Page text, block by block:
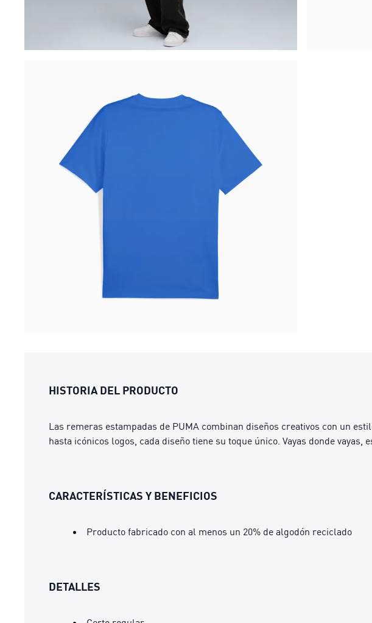
HISTORIA DEL PRODUCTO
Las remeras estampadas de PUMA combinan diseños creativos con un
hasta icónicos logos, cada diseño tiene su toque único. Vayas donde
CARACTERÍSTICAS Y BENEFICIOS
Producto fabricado con al menos un 20% de algodón reciclado
DETALLES